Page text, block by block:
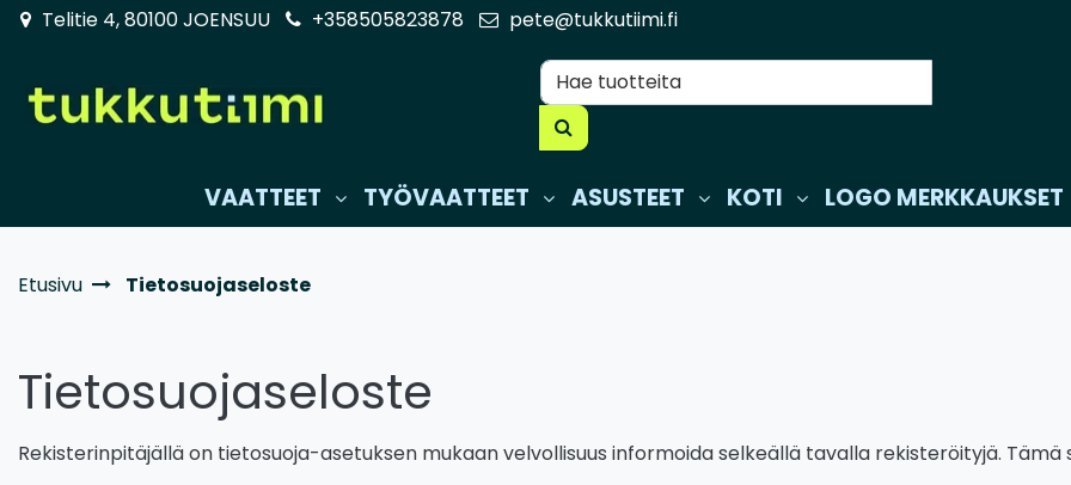
Siirry pääsisältöön
Telitie 4, 80100 JOENSUU +358505823878 pete@tukkutiimi.fi
VAATTEET TYÖVAATTEET ASUSTEET KOTI LOGO MERKKAUKSET
Etusivu Tietosuojaseloste
Tietosuojaseloste
Rekisterinpitäjällä on tietosuoja-asetuksen mukaan velvollisuus informoida selkeällä tavalla rekisteröityjä.